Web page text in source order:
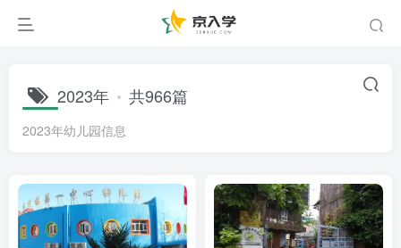
2023年 共966篇
2023年幼儿园信息